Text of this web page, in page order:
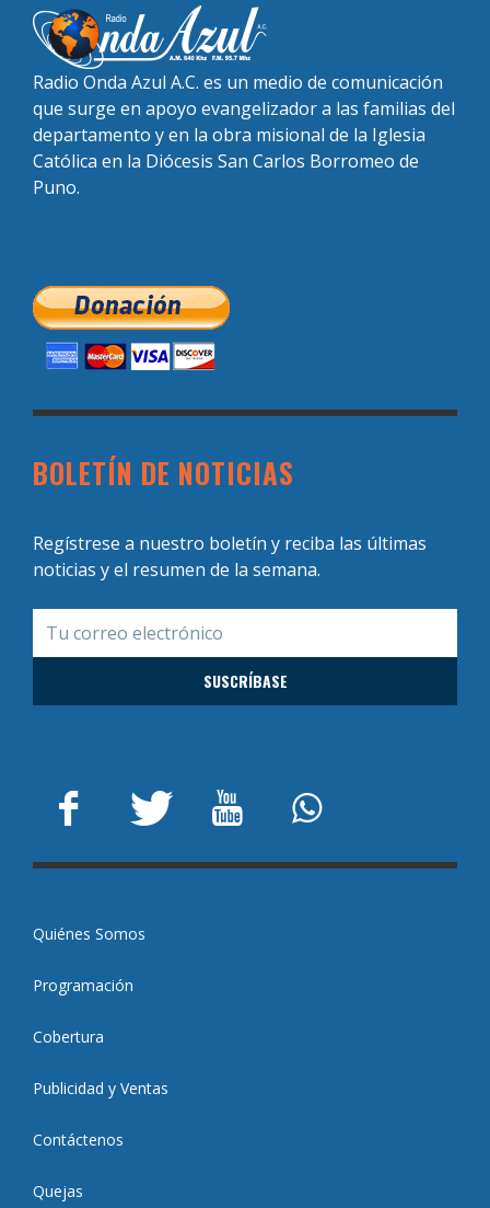
Radio Onda Azul A.C. es un medio de comunicación
que surge en apoyo evangelizador a las familias del
departamento y en la obra misional de la Iglesia
Católica en la Diócesis San Carlos Borromeo de
Puno.
BOLETÍN DE NOTICIAS
Regístrese a nuestro boletín y reciba las últimas
noticias y el resumen de la semana.
Quiénes Somos
Programación
Cobertura
Publicidad y Ventas
Contáctenos
Quejas